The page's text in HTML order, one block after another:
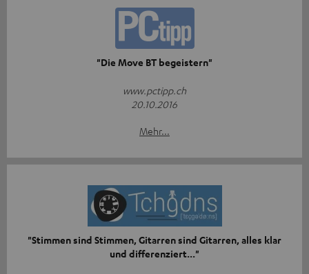
"Die Move BT begeistern"
www.pctipp.ch
20.10.2016
Mehr...
"Stimmen sind Stimmen, Gitarren sind Gitarren, alles klar
und differenziert..."